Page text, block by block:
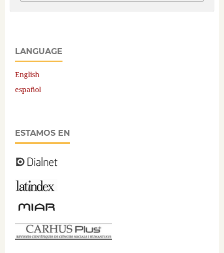
LANGUAGE
English
español
ESTAMOS EN